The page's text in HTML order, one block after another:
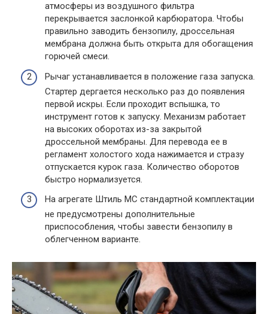
атмосферы из воздушного фильтра
перекрывается заслонкой карбюратора. Чтобы
правильно заводить бензопилу, дроссельная
мембрана должна быть открыта для обогащения
горючей смеси.
Рычаг устанавливается в положение газа запуска.
Стартер дергается несколько раз до появления
первой искры. Если проходит вспышка, то
инструмент готов к запуску. Механизм работает
на высоких оборотах из-за закрытой
дроссельной мембраны. Для перевода ее в
регламент холостого хода нажимается и стразу
отпускается курок газа. Количество оборотов
быстро нормализуется.
На агрегате Штиль МС стандартной комплектации
не предусмотрены дополнительные
приспособления, чтобы завести бензопилу в
облегченном варианте.